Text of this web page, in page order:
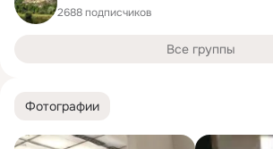
Фотографии
2688 подписчиков
Все группы